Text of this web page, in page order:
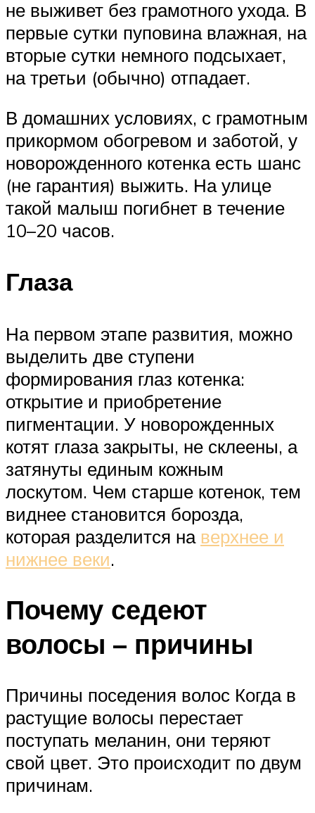
не выживет без грамотного ухода. В
первые сутки пуповина влажная, на
вторые сутки немного подсыхает,
на третьи (обычно) отпадает.
В домашних условиях, с грамотным
прикормом обогревом и заботой, у
новорожденного котенка есть шанс
(не гарантия) выжить. На улице
такой малыш погибнет в течение
10–20 часов.
Глаза
На первом этапе развития, можно
выделить две ступени
формирования глаз котенка:
открытие и приобретение
пигментации. У новорожденных
котят глаза закрыты, не склеены, а
затянуты единым кожным
лоскутом. Чем старше котенок, тем
виднее становится борозда,
которая разделится на верхнее и
нижнее веки.
Почему седеют
волосы – причины
Причины поседения волос Когда в
растущие волосы перестает
поступать меланин, они теряют
свой цвет. Это происходит по двум
причинам.